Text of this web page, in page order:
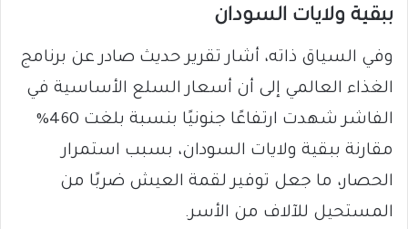
ببقية ولايات السودان
وفي السياق ذاته، أشار تقرير حديث صادر عن برنامج
الغذاء العالمي إلى أن أسعار السلع الأساسية في
الفاشر شهدت ارتفاعًا جنونيًا بنسبة بلغت 460%
مقارنة ببقية ولايات السودان، بسبب استمرار
الحصار، ما جعل توفير لقمة العيش ضربًا من
المستحيل للآلاف من الأسر.